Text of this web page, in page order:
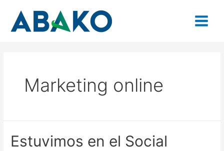
contenido
Menu
Marketing online
Estuvimos en el Social
Estuvimos
en
entradas